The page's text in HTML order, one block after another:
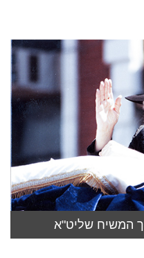
המשיח שליט"א